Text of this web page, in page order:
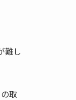
難し
取